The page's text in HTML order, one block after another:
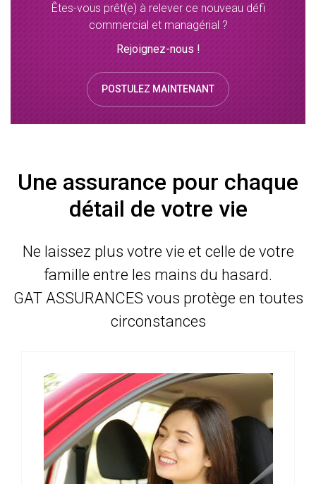
Êtes-vous prêt(e) à relever ce nouveau défi
commercial et managérial ?
Rejoignez-nous !
POSTULEZ MAINTENANT
Une assurance pour chaque
détail de votre vie
Ne laissez plus votre vie et celle de votre
famille entre les mains du hasard.
GAT ASSURANCES vous protège en toutes
circonstances